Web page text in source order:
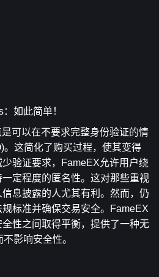
如此简单！
可以在不要求完整身份验证的情
这简化了购买过程，使其变得
验证要求，FameEX允许用户绕
定程度的匿名性。这对那些重视
息披露的人尤其有利。然而，仍
标准并确保交易安全。FameEX
性之间取得平衡，提供了一种无
影响安全性。